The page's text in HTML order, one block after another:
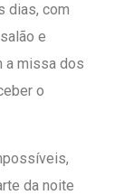
dias, com
e
a missa dos
o
da noite